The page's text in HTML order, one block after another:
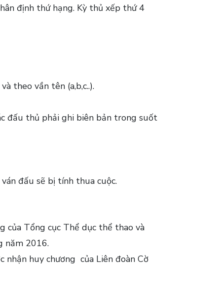
định thứ hạng. Kỳ thủ xếp thứ 4
theo vần tên (a,b,c..).
đấu thủ phải ghi biên bản trong suốt
đấu sẽ bị tính thua cuộc.
của Tổng cục Thể dục thể thao và
năm 2016.
nhận huy chương của Liên đoàn Cờ